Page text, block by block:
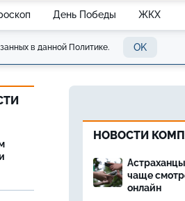
День Победы ЖКХ
в данной Политике. OK
НОВОСТИ
чаще
онлайн